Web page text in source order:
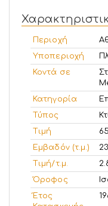
Περιοχή
Υποπεριοχή
Κοντά σε
Κατηγορία
Τύπος
Τιμή
Εμβαδόν (τ.μ.)
Τιμή/τ.μ.
Όροφος
Έτος